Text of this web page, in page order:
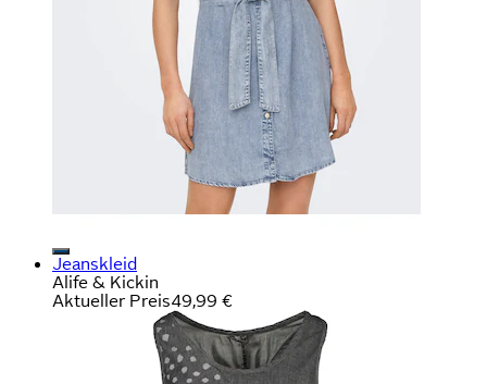
Jeanskleid
Alife & Kickin
Aktueller Preis49,99 €